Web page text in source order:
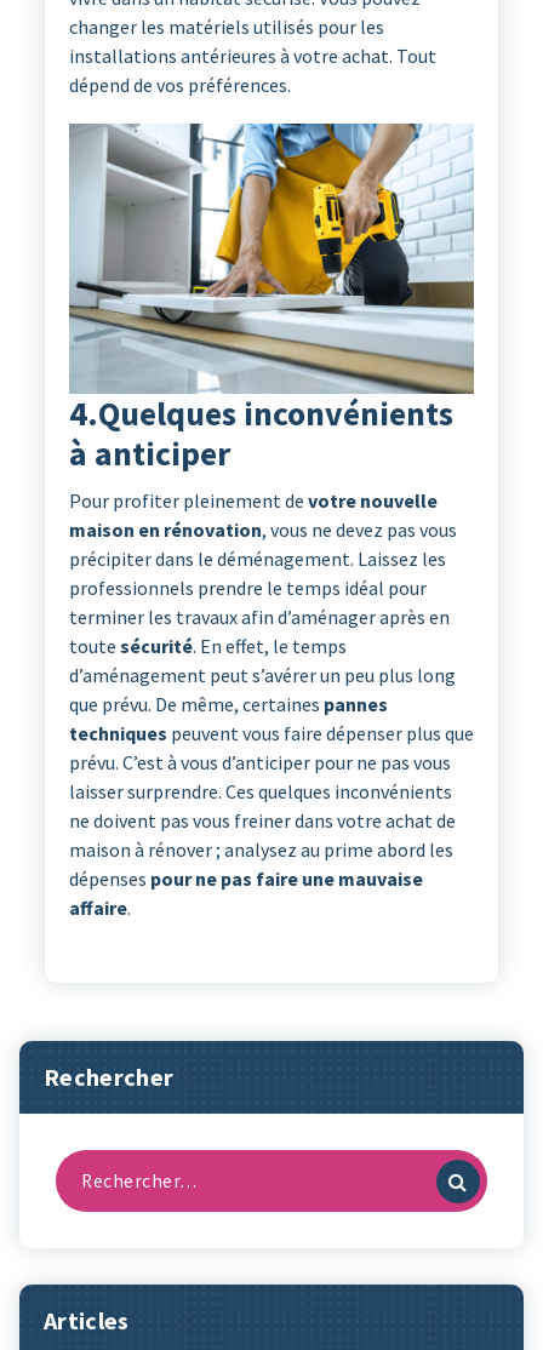
changer les matériels utilisés pour les
installations antérieures à votre achat. Tout
dépend de vos préférences.
4.Quelques inconvénients
à anticiper
Pour profiter pleinement de votre nouvelle
maison en rénovation, vous ne devez pas vous
précipiter dans le déménagement. Laissez les
professionnels prendre le temps idéal pour
terminer les travaux afin d’aménager après en
toute sécurité. En effet, le temps
d’aménagement peut s’avérer un peu plus long
que prévu. De même, certaines pannes
techniques peuvent vous faire dépenser plus que
prévu. C’est à vous d’anticiper pour ne pas vous
laisser surprendre. Ces quelques inconvénients
ne doivent pas vous freiner dans votre achat de
maison à rénover ; analysez au prime abord les
dépenses pour ne pas faire une mauvaise
affaire.
Rechercher
Recherche
pour :
Articles